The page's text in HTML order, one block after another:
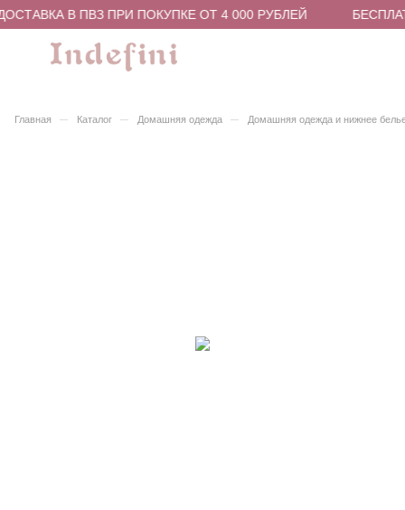
В ПВЗ ПРИ ПОКУПКЕ ОТ 4 000 РУБЛЕЙ
Главная – Каталог – Домашняя одежда – Домашняя одежда и нижнее